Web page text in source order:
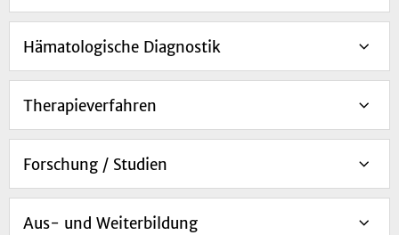
Hämatologische Diagnostik
Therapieverfahren
Forschung / Studien
Aus- und Weiterbildung